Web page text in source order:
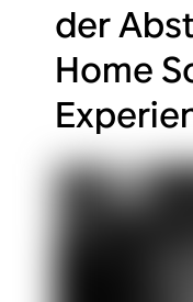
der
Home